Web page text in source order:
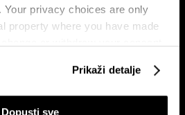
Your privacy choices are only
property where you have made
like to:
Prikaži detalje
Dopusti sve
Transferi do 5.000 KM za svega
10 sekundi